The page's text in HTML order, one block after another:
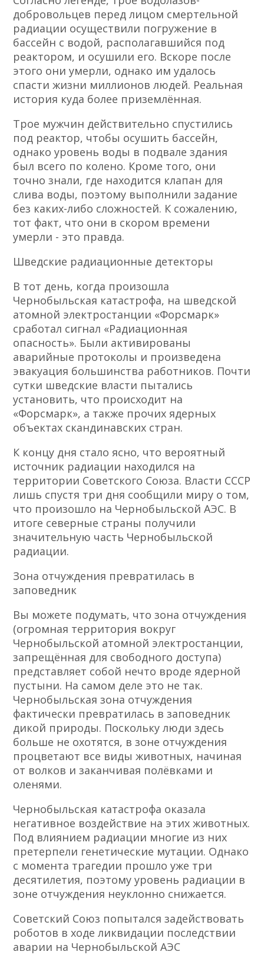
добровольцев перед лицом смертельной
радиации осуществили погружение в
бассейн с водой, располагавшийся под
реактором, и осушили его. Вскоре после
этого они умерли, однако им удалось
спасти жизни миллионов людей. Реальная
история куда более приземлённая.
Трое мужчин действительно спустились
под реактор, чтобы осушить бассейн,
однако уровень воды в подвале здания
был всего по колено. Кроме того, они
точно знали, где находится клапан для
слива воды, поэтому выполнили задание
без каких-либо сложностей. К сожалению,
тот факт, что они в скором времени
умерли - это правда.
Шведские радиационные детекторы
В тот день, когда произошла
Чернобыльская катастрофа, на шведской
атомной электростанции «Форсмарк»
сработал сигнал «Радиационная
опасность». Были активированы
аварийные протоколы и произведена
эвакуация большинства работников. Почти
сутки шведские власти пытались
установить, что происходит на
«Форсмарк», а также прочих ядерных
объектах скандинавских стран.
К концу дня стало ясно, что вероятный
источник радиации находился на
территории Советского Союза. Власти СССР
лишь спустя три дня сообщили миру о том,
что произошло на Чернобыльской АЭС. В
итоге северные страны получили
значительную часть Чернобыльской
радиации.
Зона отчуждения превратилась в
заповедник
Вы можете подумать, что зона отчуждения
(огромная территория вокруг
Чернобыльской атомной электростанции,
запрещённая для свободного доступа)
представляет собой нечто вроде ядерной
пустыни. На самом деле это не так.
Чернобыльская зона отчуждения
фактически превратилась в заповедник
дикой природы. Поскольку люди здесь
больше не охотятся, в зоне отчуждения
процветают все виды животных, начиная
от волков и заканчивая полёвками и
оленями.
Чернобыльская катастрофа оказала
негативное воздействие на этих животных.
Под влиянием радиации многие из них
претерпели генетические мутации. Однако
с момента трагедии прошло уже три
десятилетия, поэтому уровень радиации в
зоне отчуждения неуклонно снижается.
Советский Союз попытался задействовать
роботов в ходе ликвидации последствии
аварии на Чернобыльской АЭС